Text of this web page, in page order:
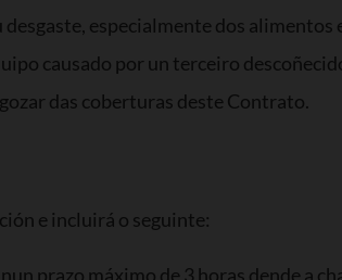
especialmente dos alimentos
causado por un terceiro
das coberturas deste Contrato.
e incluirá o seguinte:
prazo máximo de 3 horas dende a